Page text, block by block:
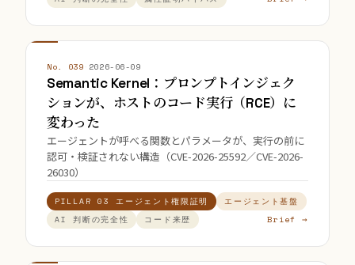
No. 039 2026-06-09
Semantic Kernel：プロンプトインジェク
ションが、ホストのコード実行（RCE）に
変わった
エージェントが呼べる関数とパラメータが、実行の前に
認可・検証されない構造（CVE-2026-25592／CVE-2026-
26030）
PILLAR 03 エージェント権限証明
エージェント基盤
AI 判断の完全性
コード来歴 Brief →